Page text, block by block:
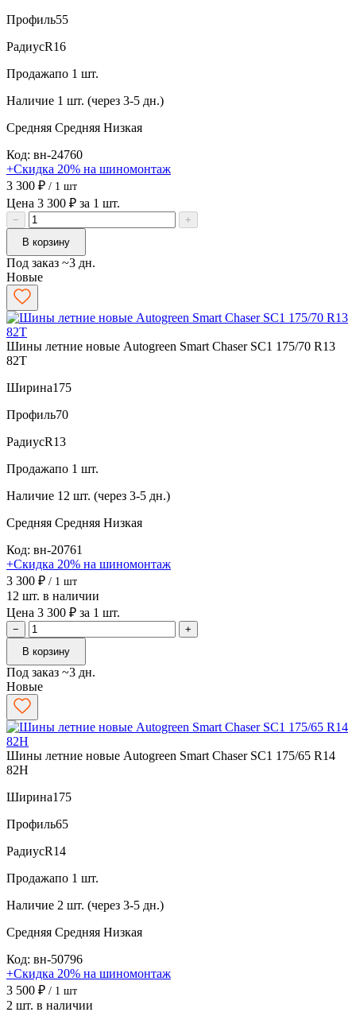
Профиль55
РадиусR16
Продажапо 1 шт.
Наличие 1 шт. (через 3-5 дн.)
Средняя Средняя Низкая
Код: вн-24760
+Скидка 20% на шиномонтаж
3 300 ₽ / 1 шт
Цена 3 300 ₽ за 1 шт.
−
+
В корзину
Под заказ ~3 дн.
Новые
Шины летние новые Autogreen Smart Chaser SC1 175/70 R13
82T
Ширина175
Профиль70
РадиусR13
Продажапо 1 шт.
Наличие 12 шт. (через 3-5 дн.)
Средняя Средняя Низкая
Код: вн-20761
+Скидка 20% на шиномонтаж
3 300 ₽ / 1 шт
12 шт. в наличии
Цена 3 300 ₽ за 1 шт.
−
+
В корзину
Под заказ ~3 дн.
Новые
Шины летние новые Autogreen Smart Chaser SC1 175/65 R14
82H
Ширина175
Профиль65
РадиусR14
Продажапо 1 шт.
Наличие 2 шт. (через 3-5 дн.)
Средняя Средняя Низкая
Код: вн-50796
+Скидка 20% на шиномонтаж
3 500 ₽ / 1 шт
2 шт. в наличии